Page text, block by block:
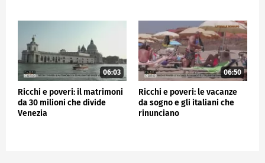
06:03
Ricchi e poveri: il matrimoni
da 30 milioni che divide
Venezia
06:50
Ricchi e poveri: le vacanze
da sogno e gli italiani che
rinunciano